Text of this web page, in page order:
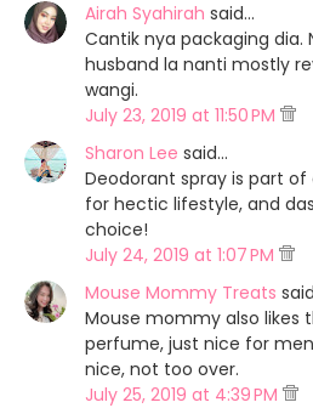
Airah Syahirah said…
Cantik nya packaging dia.
husband la nanti mostly
wangi.
July 23, 2019 at 11:50 PM
Sharon Lee said…
Deodorant spray is part
for hectic lifestyle, and
choice!
July 24, 2019 at 1:07 PM
Mouse Mommy Treats
Mouse mommy also likes
perfume, just nice for
nice, not too over.
July 25, 2019 at 4:39 PM